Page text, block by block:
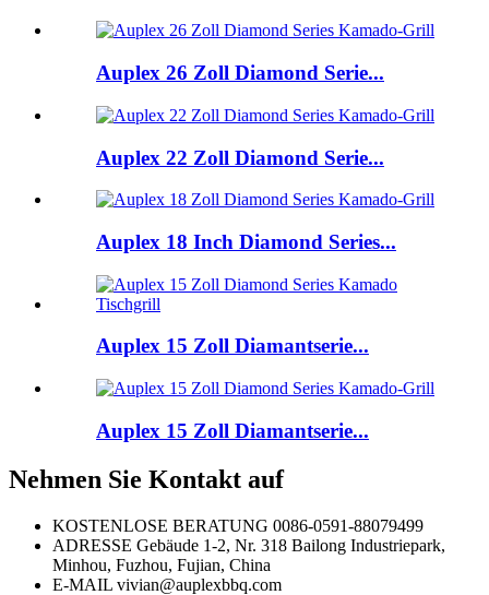
Auplex 26 Zoll Diamond Serie...
Auplex 22 Zoll Diamond Serie...
Auplex 18 Inch Diamond Series...
Auplex 15 Zoll Diamantserie...
Auplex 15 Zoll Diamantserie...
Nehmen Sie Kontakt auf
KOSTENLOSE BERATUNG 0086-0591-88079499
ADRESSE Gebäude 1-2, Nr. 318 Bailong Industriepark,
Minhou, Fuzhou, Fujian, China
E-MAIL vivian@auplexbbq.com